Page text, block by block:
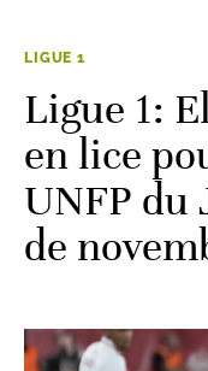
LIGUE 1
Ligue 1:
en lice
UNFP du
de